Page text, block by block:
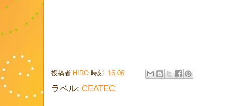
投稿者 HIRO 時刻: 16:06
ラベル: CEATEC